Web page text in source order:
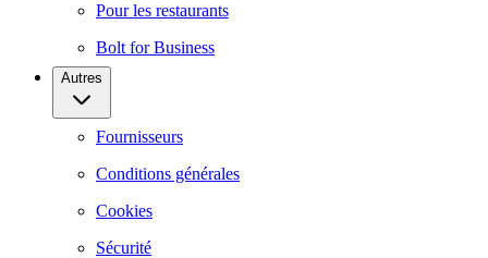
Pour les restaurants
Bolt for Business
Autres
Fournisseurs
Conditions générales
Cookies
Sécurité